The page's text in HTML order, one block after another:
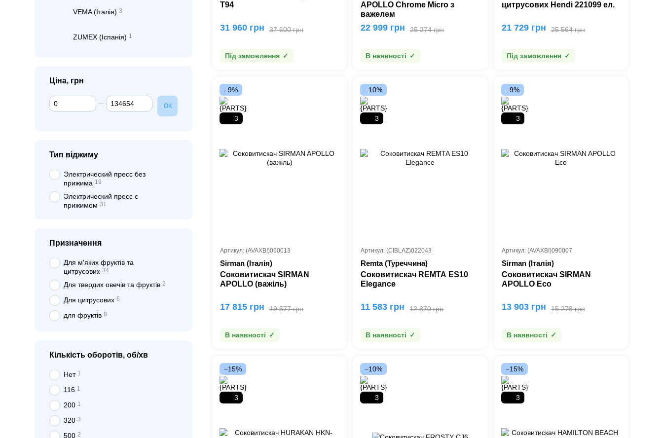
T94
37 600 грн
31 960 грн
Під замовлення
APOLLO Chrome Micro з
важелем
25 274 грн
22 999 грн
В наявності
цитрусових Hendi 221099 ел.
25 564 грн
21 729 грн
Під замовлення
−9%
3
Артикул: (AVAXBI)090013
Sirman (Італія)
Соковитискач SIRMAN
APOLLO (важіль)
19 577 грн
17 815 грн
В наявності
−10%
3
Артикул: (CIBLAZ)022043
Remta (Туреччина)
Соковитискач REMTA ES10
Elegance
12 870 грн
11 583 грн
В наявності
−9%
3
Артикул: (AVAXBI)090007
Sirman (Італія)
Соковитискач SIRMAN
APOLLO Eco
15 278 грн
13 903 грн
В наявності
−15%
3
−10%
3
−15%
3
VEMA (Італія) 3
ZUMEX (Іспанія) 1
Ціна, грн
Від Ціна, грн
До Ціна, грн
OK
Тип віджиму
Электрический пресс без
прижима 19
Электрический пресс с
прижимом 31
Призначення
Для м'яких фруктів та
цитрусових 34
Для твердих овечів та фруктів 2
Для цитрусових 6
для фруктів 8
Кількість оборотів, об/хв
Нет 1
116 1
200 1
320 3
500 2